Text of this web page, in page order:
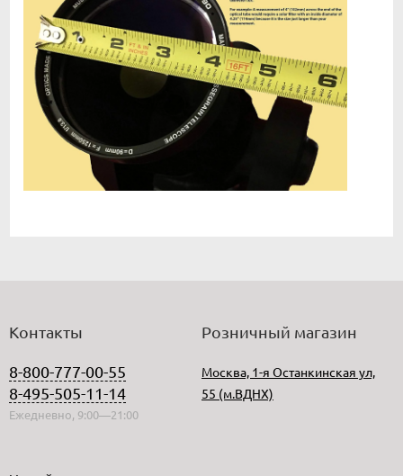
Контакты
8-800-777-00-55
8-495-505-11-14
Ежедневно, 9:00—21:00
Розничный магазин
Москва, 1-я Останкинская ул,
55 (м.ВДНХ)